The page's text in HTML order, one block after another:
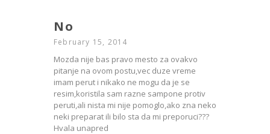
No
February 15, 2014
Mozda nije bas pravo mesto za ovakvo
pitanje na ovom postu,vec duze vreme
imam perut i nikako ne mogu da je se
resim,koristila sam razne sampone protiv
peruti,ali nista mi nije pomoglo,ako zna neko
neki preparat ili bilo sta da mi preporuci???
Hvala unapred